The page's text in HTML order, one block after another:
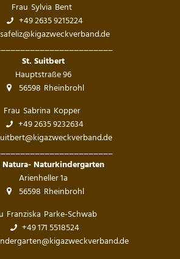
Frau Sylvia Bent
+49 2635 9215224
St. Suitbert
Hauptstraße 96
56598 Rheinbrohl
Frau Sabrina Kopper
+49 2635 9232634
Natura- Naturkindergarten
Arienheller 1a
56598 Rheinbrohl
Franziska Parke-Schwab
+49 171 5518524